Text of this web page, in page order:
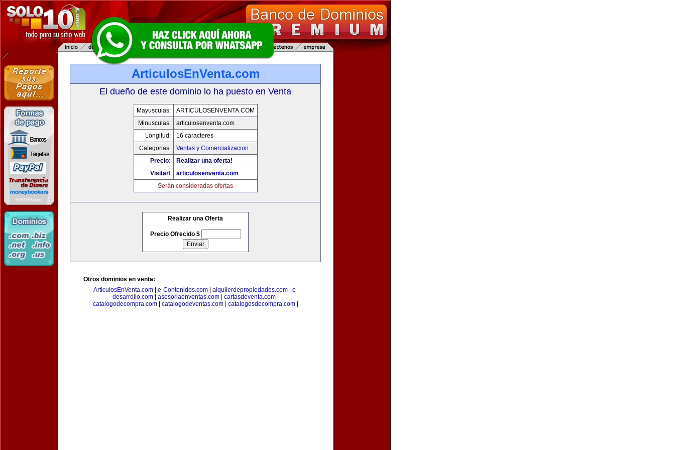
ArticulosEnVenta.com
El dueño de este dominio lo ha puesto en Venta
Mayusculas:
ARTICULOSENVENTA.COM
Minusculas:
articulosenventa.com
Longitud:
16 caracteres
Categorias:
Ventas y Comercializacion
Precio:
Realizar una oferta!
Visitar!
articulosenventa.com
Serán consideradas ofertas
Realizar una Oferta
Precio Ofrecido $
Otros dominios en venta:
ArticulosEnVenta.com| e-Contenidos.com| alquilerdepropiedades.com| e-
desarrollo.com| asesoriaenventas.com| cartasdeventa.com|
catalogodecompra.com| catalogodeventas.com| catalogosdecompra.com|